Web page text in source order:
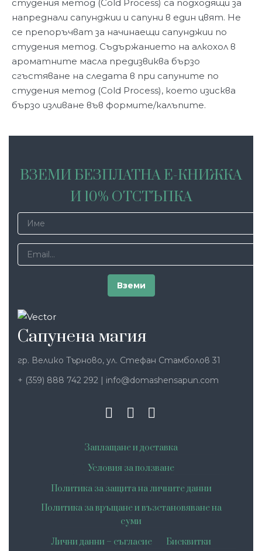
студения метод (Cold Process) са подходящи за
напреднали сапунджии и сапуни в един цвят. Не
се препоръчват за начинаещи сапунджии по
студения метод. Съдържанието на алкохол в
ароматните масла предизвиква бързо
сгъстяване на следата в при сапуните по
студения метод (Cold Process), което изисква
бързо изливане във формите/калъпите.
ВЗЕМИ БЕЗПЛАТНА Е-КНИЖКА
И 10% ОТСТЪПКА
Сапунена магия
гр. Велико Търново, ул. Стефан Стамболов 31
+ (359) 888 742 292 | info@domashensapun.com
Заплащане и доставка
Условия за ползване
Политика за защита на личните данни
Политика за връщане и възстановяване на
суми
Лични данни – съгласие
Бисквитки